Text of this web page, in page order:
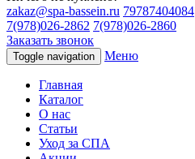
zakaz@spa-bassein.ru 79787404084
7(978)026-2862 7(978)026-2860
Заказать звонок
Toggle navigation Меню
Главная
Каталог
О нас
Статьи
Уход за СПА